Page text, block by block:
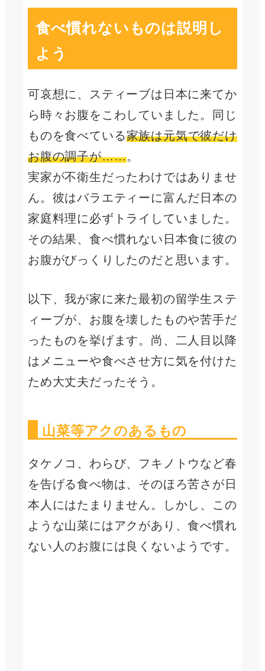
食べ慣れないものは説明し
よう
可哀想に、スティーブは日本に来てか
ら時々お腹をこわしていました。同じ
ものを食べている家族は元気で彼だけ
お腹の調子が……。
実家が不衛生だったわけではありませ
ん。彼はバラエティーに富んだ日本の
家庭料理に必ずトライしていました。
その結果、食べ慣れない日本食に彼の
お腹がびっくりしたのだと思います。
以下、我が家に来た最初の留学生ステ
ィーブが、お腹を壊したものや苦手だ
ったものを挙げます。尚、二人目以降
はメニューや食べさせ方に気を付けた
ため大丈夫だったそう。
山菜等アクのあるもの
タケノコ、わらび、フキノトウなど春
を告げる食べ物は、そのほろ苦さが日
本人にはたまりません。しかし、この
ような山菜にはアクがあり、食べ慣れ
ない人のお腹には良くないようです。